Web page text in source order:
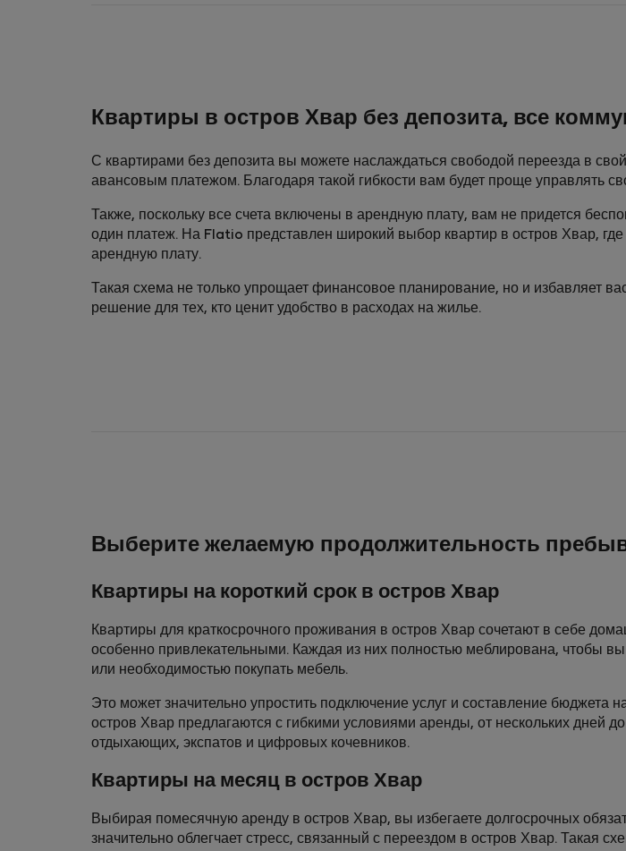
Квартиры в остров Хвар без депозита, все
С квартирами без депозита вы можете наслаждаться свободой переезда в
авансовым платежом. Благодаря такой гибкости вам будет проще управлять
Также, поскольку все счета включены в арендную плату, вам не придется
один платеж. На Flatio представлен широкий выбор квартир в остров Хвар,
арендную плату.
Такая схема не только упрощает финансовое планирование, но и избавляет
решение для тех, кто ценит удобство в расходах на жилье.
Выберите желаемую продолжительность
Квартиры на короткий срок в остров Хвар
Квартиры для краткосрочного проживания в остров Хвар сочетают в себе
особенно привлекательными. Каждая из них полностью меблирована, чтобы
или необходимостью покупать мебель.
Это может значительно упростить подключение услуг и составление
остров Хвар предлагаются с гибкими условиями аренды, от нескольких дней
отдыхающих, экспатов и цифровых кочевников.
Квартиры на месяц в остров Хвар
Выбирая помесячную аренду в остров Хвар, вы избегаете долгосрочных
значительно облегчает стресс, связанный с переездом в остров Хвар. Такая